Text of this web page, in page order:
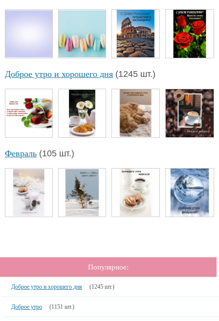
Доброе утро и хорошего дня (1245 шт.)
Февраль (105 шт.)
Популярное:
Доброе утро и хорошего дня (1245 шт.)
Доброе утро (1151 шт.)